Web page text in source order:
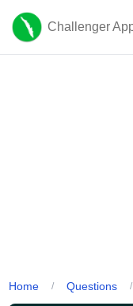
Challenger
Home / Questions /